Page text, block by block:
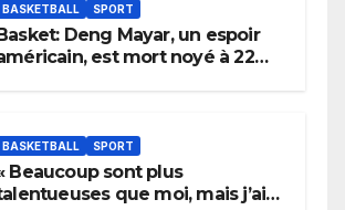
BASKETBALL SPORT
Deng Mayar, un espoir
est mort noyé à 22
BASKETBALL SPORT
Beaucoup sont plus
que moi, mais j’ai